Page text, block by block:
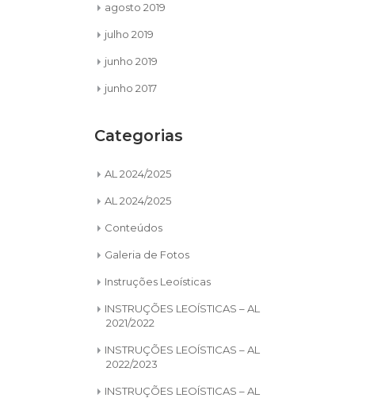
agosto 2019
julho 2019
junho 2019
junho 2017
Categorias
AL 2024/2025
AL 2024/2025
Conteúdos
Galeria de Fotos
Instruções Leoísticas
INSTRUÇÕES LEOÍSTICAS – AL
2021/2022
INSTRUÇÕES LEOÍSTICAS – AL
2022/2023
INSTRUÇÕES LEOÍSTICAS – AL